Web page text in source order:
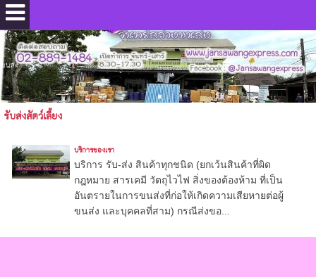
.
ขนส่ง
รับส่งสัตว์เลี้ยง
บริการของเรา
บริการ รับ-ส่ง สินค้าทุกชนิด (ยกเว้นสินค้าที่ผิด
กฎหมาย สารเคมี วัตถุไวไฟ สิ่งของต้องห้าม ที่เป็น
อันตรายในการขนส่งที่ก่อให้เกิดความเสียหายต่อผู้
ขนส่ง และบุคคลที่สาม) กรณีส่งขอ...